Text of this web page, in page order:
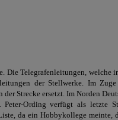
Die Telegrafenleitungen,
der Stellwerke. Im
der Strecke ersetzt. Im Norden
Peter-Ording verfügt als letzte
da ein Hobbykollege meinte,